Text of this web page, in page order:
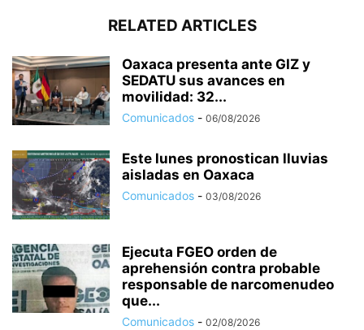
RELATED ARTICLES
Oaxaca presenta ante GIZ y
SEDATU sus avances en
movilidad: 32...
Comunicados - 06/08/2026
Este lunes pronostican lluvias
aisladas en Oaxaca
Comunicados - 03/08/2026
Ejecuta FGEO orden de
aprehensión contra probable
responsable de narcomenudeo
que...
Comunicados - 02/08/2026